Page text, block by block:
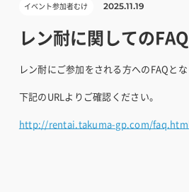
イベント参加者むけ 2025.11.19
レン耐に関してのFAQ
レン耐にご参加をされる方へのFAQとな
下記のURLよりご確認ください。
http://rentai.takuma-gp.com/